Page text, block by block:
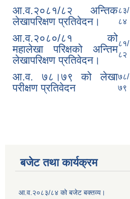
आ.व.२०८१/८२ अन्तिक
लेखापरिक्षण प्रतिवेदन।
८३/
८४
आ.व.२०८०/८१ को
महालेखा परिक्षको अन्तिम
लेखापरिक्षण प्रतिवेदन।
८१/
८२
आ.व. ७८।७९ को लेखा
परीक्षण प्रतिवेदन
७८/
७९
बजेट तथा कार्यक्रम
आ.व.२०८३/८४ को बजेट बक्तव्य।